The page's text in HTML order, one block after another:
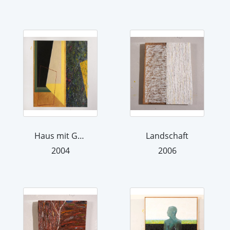
Haus mit Garten
2004
Landschaft
2006